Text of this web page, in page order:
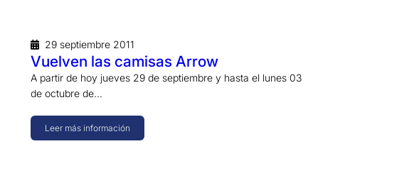
29 septiembre 2011
Vuelven las camisas Arrow
A partir de hoy jueves 29 de septiembre y hasta el lunes 03
de octubre de…
Leer más información